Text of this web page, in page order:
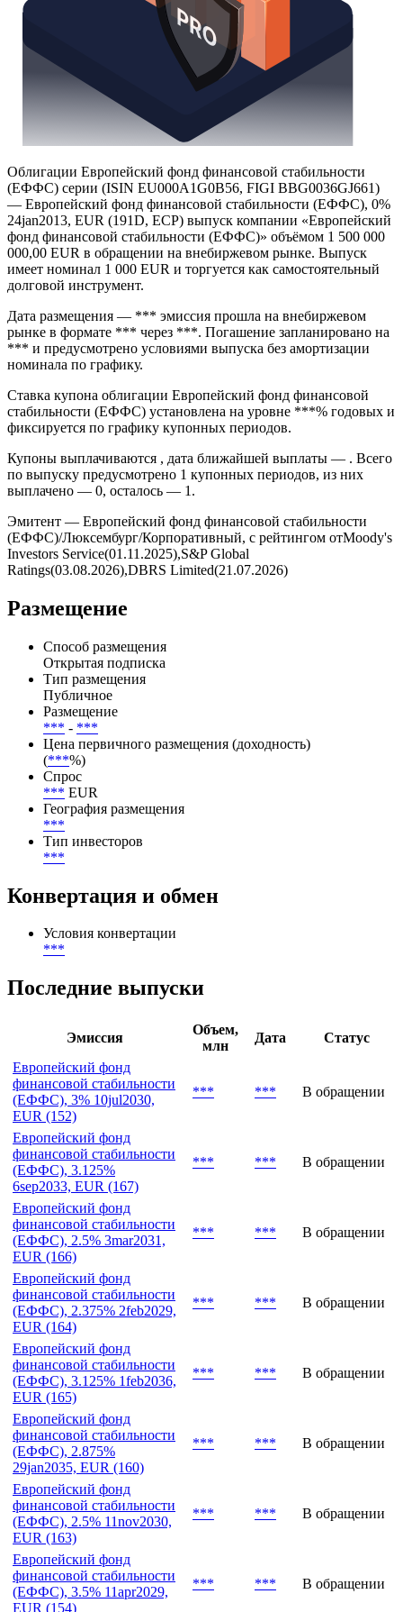
Облигации Европейский фонд финансовой стабильности
(ЕФФС) серии (ISIN EU000A1G0B56, FIGI BBG0036GJ661)
— Европейский фонд финансовой стабильности (ЕФФС), 0%
24jan2013, EUR (191D, ECP) выпуск компании «Европейский
фонд финансовой стабильности (ЕФФС)» объёмом 1 500 000
000,00 EUR в обращении на внебиржевом рынке. Выпуск
имеет номинал 1 000 EUR и торгуется как самостоятельный
долговой инструмент.
Дата размещения — *** эмиссия прошла на внебиржевом
рынке в формате *** через ***. Погашение запланировано на
*** и предусмотрено условиями выпуска без амортизации
номинала по графику.
Ставка купона облигации Европейский фонд финансовой
стабильности (ЕФФС) установлена на уровне ***% годовых и
фиксируется по графику купонных периодов.
Купоны выплачиваются , дата ближайшей выплаты — . Всего
по выпуску предусмотрено 1 купонных периодов, из них
выплачено — 0, осталось — 1.
Эмитент — Европейский фонд финансовой стабильности
(ЕФФС)/Люксембург/Корпоративный, с рейтингом отMoody's
Investors Service(01.11.2025),S&P Global
Размещение
Способ размещения
Открытая подписка
Тип размещения
Публичное
Размещение
*** -***
Цена первичного размещения (доходность)
(*** %)
Спрос
***
Тип инвесторов
Конвертация и обмен
Условия конвертации
Последние выпуски
Эмиссия
Объем,
Дата
Статус
Европейский фонд
финансовой стабильности
(ЕФФС), 3% 10jul2030,
EUR (152)
*** *** В обращении
Европейский фонд
финансовой стабильности
(ЕФФС), 3.125%
6sep2033, EUR (167)
*** *** В обращении
Европейский фонд
финансовой стабильности
(ЕФФС), 2.5% 3mar2031,
EUR (166)
*** *** В обращении
Европейский фонд
финансовой стабильности
(ЕФФС), 2.375% 2feb2029,
EUR (164)
*** *** В обращении
Европейский фонд
финансовой стабильности
(ЕФФС), 3.125% 1feb2036,
EUR (165)
*** *** В обращении
Европейский фонд
финансовой стабильности
(ЕФФС), 2.875%
29jan2035, EUR (160)
*** *** В обращении
Европейский фонд
финансовой стабильности
(ЕФФС), 2.5% 11nov2030,
EUR (163)
*** *** В обращении